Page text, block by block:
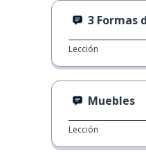
3 Formas
Lección
Muebles
Lección